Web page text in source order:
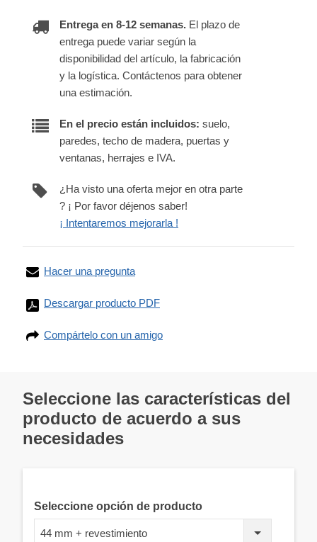
Entrega en 8-12 semanas. El plazo de
entrega puede variar según la
disponibilidad del artículo, la fabricación
y la logística. Contáctenos para obtener
una estimación.
En el precio están incluidos: suelo,
paredes, techo de madera, puertas y
ventanas, herrajes e IVA.
¿Ha visto una oferta mejor en otra parte
? ¡ Por favor déjenos saber!
¡ Intentaremos mejorarla !
Hacer una pregunta
Descargar producto PDF
Compártelo con un amigo
Seleccione las características del
producto de acuerdo a sus
necesidades
Seleccione opción de producto
44 mm + revestimiento